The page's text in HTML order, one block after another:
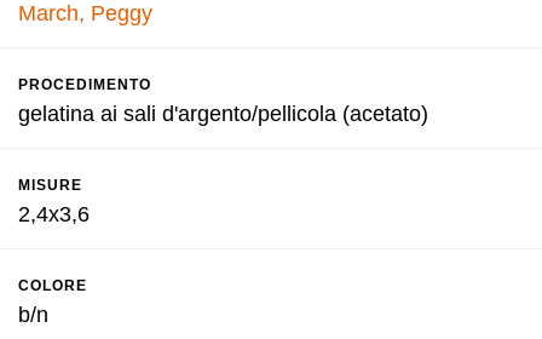
March, Peggy
PROCEDIMENTO
gelatina ai sali d'argento/pellicola (acetato)
MISURE
2,4x3,6
COLORE
b/n